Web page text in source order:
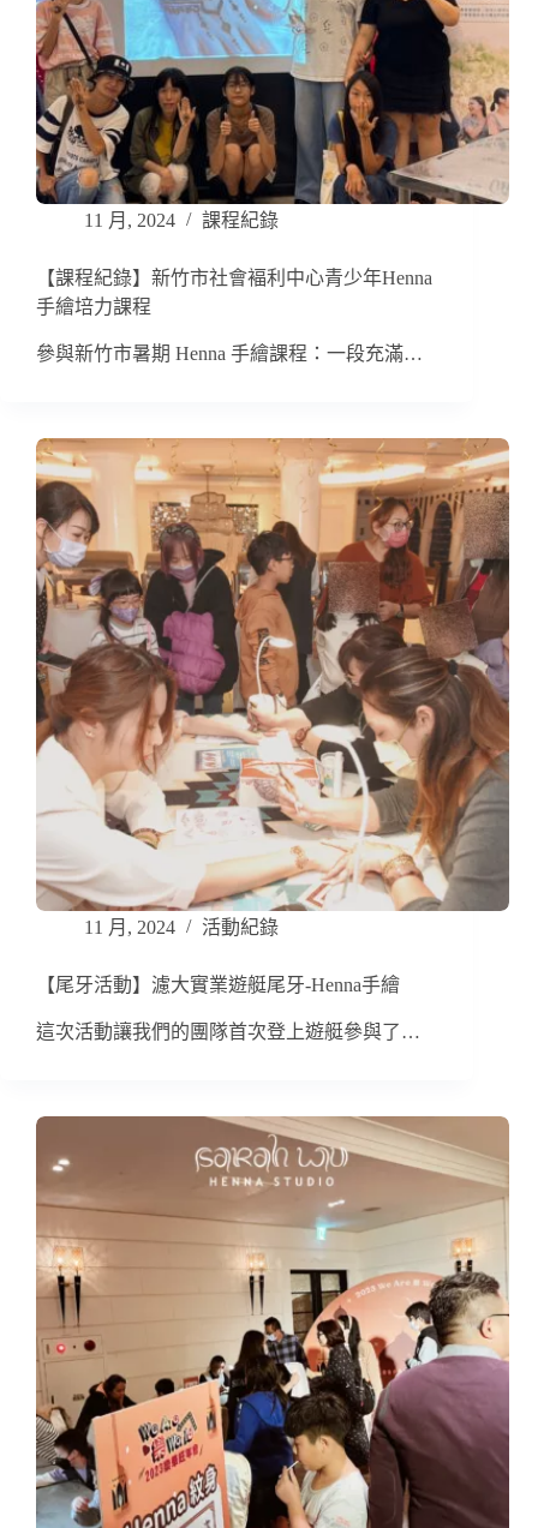
11 月, 2024 課程紀錄
【課程紀錄】新竹市社會褔利中心青少年Henna
手繪培力課程
參與新竹市暑期 Henna 手繪課程：一段充滿…
11 月, 2024 活動紀錄
【尾牙活動】濾大實業遊艇尾牙-Henna手繪
這次活動讓我們的團隊首次登上遊艇參與了…